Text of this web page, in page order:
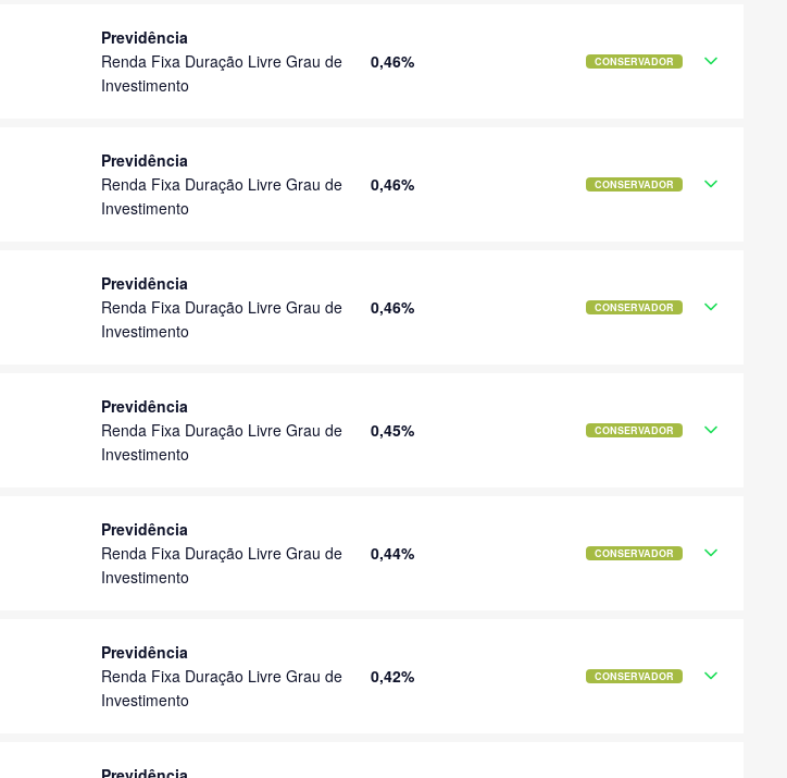
Previdência
Renda Fixa Duração Livre Grau de
Investimento
0,46% CONSERVADOR
Previdência
Renda Fixa Duração Livre Grau de
Investimento
0,46% CONSERVADOR
Previdência
Renda Fixa Duração Livre Grau de
Investimento
0,46% CONSERVADOR
Previdência
Renda Fixa Duração Livre Grau de
Investimento
0,45% CONSERVADOR
Previdência
Renda Fixa Duração Livre Grau de
Investimento
0,44% CONSERVADOR
Previdência
Renda Fixa Duração Livre Grau de
Investimento
0,42% CONSERVADOR